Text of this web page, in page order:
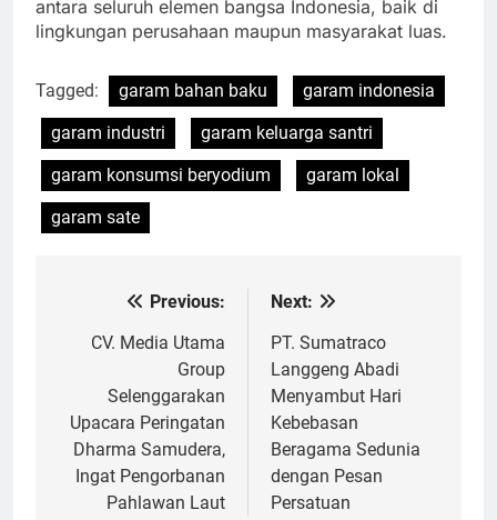
antara seluruh elemen bangsa Indonesia, baik di
lingkungan perusahaan maupun masyarakat luas.
Tagged: garam bahan baku
garam indonesia
garam industri
garam keluarga santri
garam konsumsi beryodium
garam lokal
garam sate
Navigasi
pos
Previous:
CV. Media Utama
Group
Selenggarakan
Upacara Peringatan
Dharma Samudera,
Ingat Pengorbanan
Pahlawan Laut
Next:
PT. Sumatraco
Langgeng Abadi
Menyambut Hari
Kebebasan
Beragama Sedunia
dengan Pesan
Persatuan